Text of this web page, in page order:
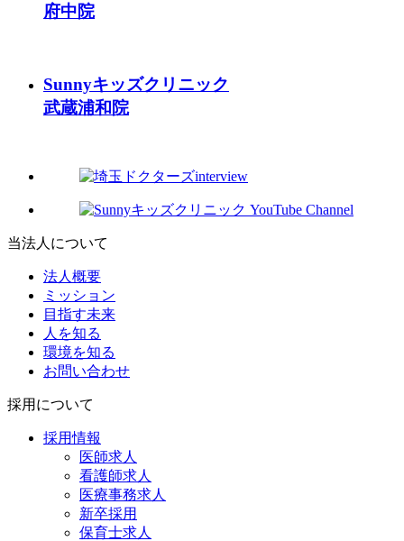
府中院
Sunnyキッズクリニック
武蔵浦和院
当法人について
法人概要
ミッション
目指す未来
人を知る
環境を知る
お問い合わせ
採用について
採用情報
医師求人
看護師求人
医療事務求人
新卒採用
保育士求人